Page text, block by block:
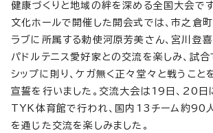
健康づくりと地域の絆を深める全国大会で
文化ホールで開催した開会式では、市之倉
ラブに所属する勅使河原芳美さん、宮川登
パドルテニス愛好家との交流を楽しみ、試合
シップに則り、ケガ無く正々堂々と戦うこと
宣誓を行いました。交流大会は19日、20日
TYK体育館で行われ、国内13チーム約90
を通じた交流を楽しみました。